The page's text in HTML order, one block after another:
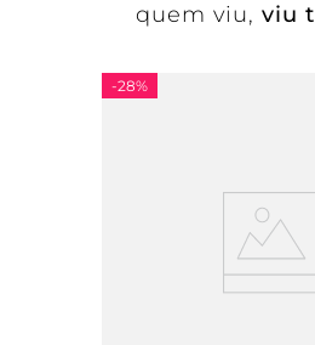
quem viu, viu
-28%